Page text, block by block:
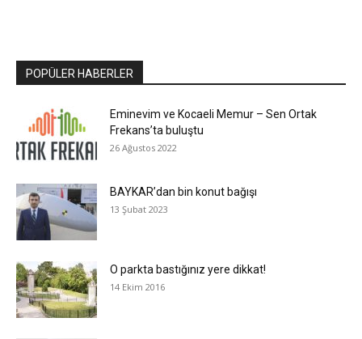
POPÜLER HABERLER
Eminevim ve Kocaeli Memur – Sen Ortak
Frekans’ta buluştu
26 Ağustos 2022
BAYKAR’dan bin konut bağışı
13 Şubat 2023
O parkta bastığınız yere dikkat!
14 Ekim 2016